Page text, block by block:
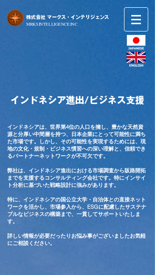
​株式会社 マークス・インテリジェンス
​MRKS INTELLIGENCE INC.
インドネシア進出/ビジネス支援
インドネシアは、世界第4位の人口を擁し、豊かな天然資
源と分厚い中間層を持つ、日本企業にとって可能性に満ち
た市場です。しかし、その可能性を実現するためには、現
地の文化・規制・ビジネス慣習への深い理解と、信頼でき
るパートナーネットワークが不可欠です。
弊社は、インドネシア進出における市場調査から販路開拓
までを支援するコンサルティング会社です。特にインサイ
ト分析に基づいた戦略設計に強みがあります。
特に、インドネシアの国公立大学・自治体との直接ネット
ワークを活かし、市場参入から、ESGに配慮したサステナ
ブルなビジネスの構築まで、一貫してサポートいたしま
す。
詳しい情報が必要だったりお悩み事がございましたお気軽
にご相談ください。